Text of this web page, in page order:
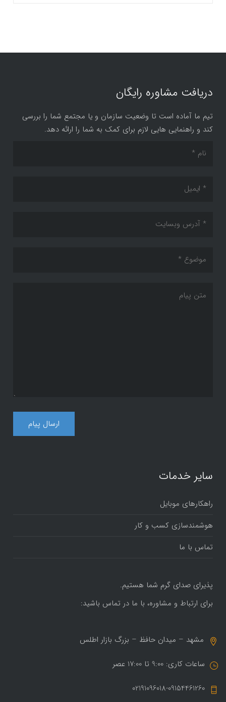
دریافت مشاوره رایگان
تیم ما آماده است تا وضعیت سازمان و یا مجتمع شما را بررسی
کند و راهنمایی هایی لازم برای کمک به شما را ارائه دهد.
سایر خدمات
راهکارهای موبایل
هوشمندسازی کسب و کار
تماس با ما
پذیرای صدای گرم شما هستیم.
برای ارتباط و مشاوره، با ما در تماس باشید:
مشهد – میدان حافظ – بزرگ بازار اطلس
ساعات کاری: 9:00 تا 17:00 عصر
02191096018-09154461260